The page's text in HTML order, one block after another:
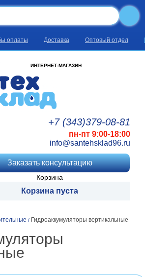
оплаты Доставка Оптовый отдел
ИНТЕРНЕТ-МАГАЗИН
+7 (343)379-08-81
пн-пт 9:00-18:00
info@santehsklad96.ru
Заказать консультацию
Корзина
Корзина пуста
/ Гидроаккумуляторы вертикальные